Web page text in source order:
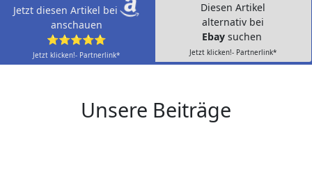
Jetzt diesen Artikel bei
anschauen
⭐⭐⭐⭐⭐
Jetzt klicken!- Partnerlink*
Diesen Artikel
alternativ bei
Ebay suchen
Jetzt klicken!- Partnerlink*
Unsere Beiträge